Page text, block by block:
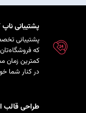
پشتیبانی
پشتیبانی
که
کمترین زمان
در کنار شما
طراحی قالب